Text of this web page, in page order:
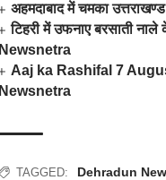
अहमदाबाद में चमका
टिहरी में उफनाए बरसाती
Newsnetra
Aaj ka Rashifal 7
Newsnetra
TAGGED: Dehradun